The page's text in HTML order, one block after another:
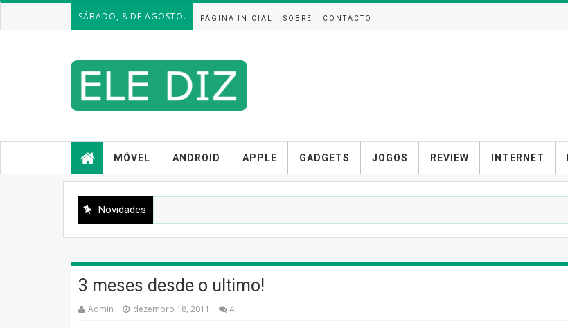
SÁBADO, 8 DE AGOSTO. PÁGINA INICIAL SOBRE CONTACTO
MÓVEL ANDROID APPLE GADGETS JOGOS REVIEW INTERNET
Novidades
3 meses desde o ultimo!
Admin dezembro 18, 2011 4